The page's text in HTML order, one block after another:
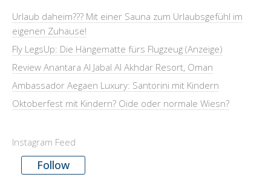
Urlaub daheim??? Mit einer Sauna zum Urlaubsgefühl im
eigenen Zuhause!
Fly LegsUp: Die Hängematte fürs Flugzeug (Anzeige)
Review Anantara Al Jabal Al Akhdar Resort, Oman
Ambassador Aegaen Luxury: Santorini mit Kindern
Oktoberfest mit Kindern? Oide oder normale Wiesn?
Instagram Feed
Follow